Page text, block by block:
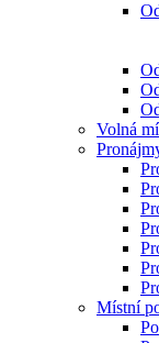
Volná
Místní